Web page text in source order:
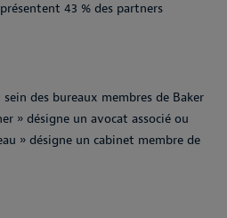
43 % des partners
des bureaux membres de Baker
» désigne un avocat associé ou
» désigne un cabinet membre de